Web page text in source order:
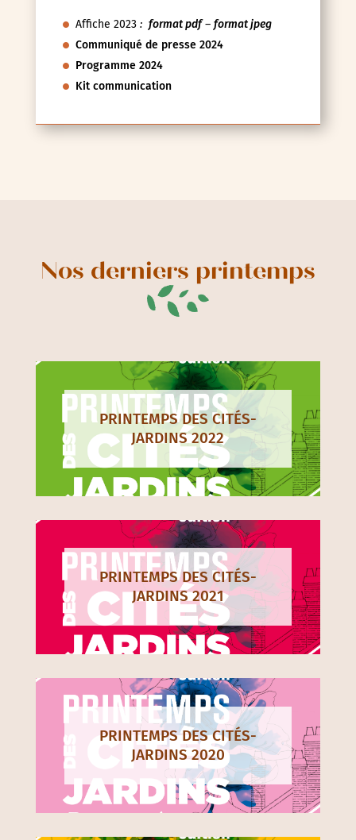
Affiche 2023: format pdf– format jpeg
Communiqué de presse 2024
Programme 2024
Kit communication
Nos derniers printemps
PRINTEMPS DES CITÉS-
JARDINS 2022
PRINTEMPS DES CITÉS-
JARDINS 2021
PRINTEMPS DES CITÉS-
JARDINS 2020